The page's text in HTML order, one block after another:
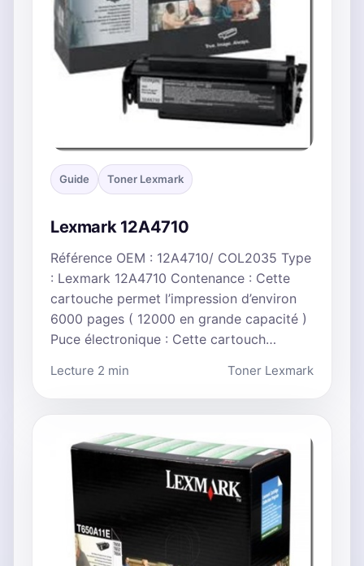
Guide Toner Lexmark
Lexmark 12A4710
Référence OEM : 12A4710/ COL2035 Type
: Lexmark 12A4710 Contenance : Cette
cartouche permet l’impression d’environ
6000 pages ( 12000 en grande capacité )
Puce électronique : Cette cartouch…
Lecture 2 min Toner Lexmark